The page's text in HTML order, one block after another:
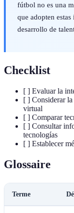
fútbol no es una
que adopten
desarrollo de
Checklist
[ ] Evaluar la
[ ] Considerar
virtual
[ ] Comparar
[ ] Consultar
tecnologías
[ ] Establecer
Glossaire
Terme